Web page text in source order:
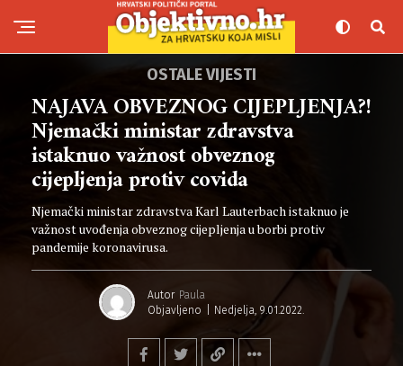
OSTALE VIJESTI
NAJAVA OBVEZNOG CIJEPLJENJA?!
Njemački ministar zdravstva
istaknuo važnost obveznog
cijepljenja protiv covida
Njemački ministar zdravstva Karl Lauterbach istaknuo je
važnost uvođenja obveznog cijepljenja u borbi protiv
pandemije koronavirusa.
Autor Paula
Objavljeno
Nedjelja, 9.01.2022.